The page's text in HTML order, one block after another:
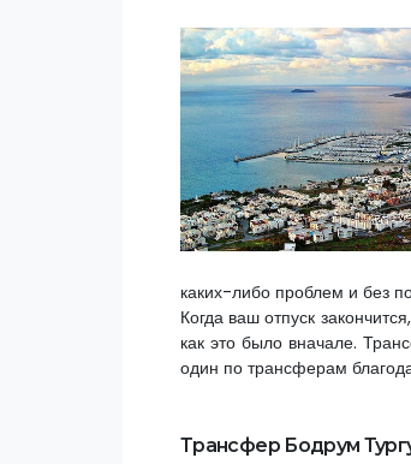
каких-либо проблем и без
Когда ваш отпуск
как это было вначале.
один по трансферам
Трансфер Бодрум